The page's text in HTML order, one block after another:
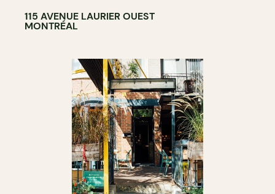
115 AVENUE LAURIER OUEST
MONTRÉAL